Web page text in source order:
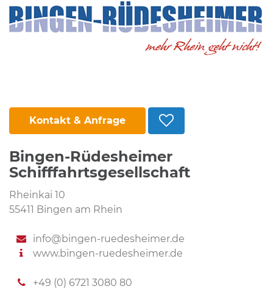
Kontakt & Anfrage
Bingen-Rüdesheimer
Schifffahrtsgesellschaft
Rheinkai 10
55411 Bingen am Rhein
info@bingen-ruedesheimer.de
www.bingen-ruedesheimer.de
+49 (0) 6721 3080 80